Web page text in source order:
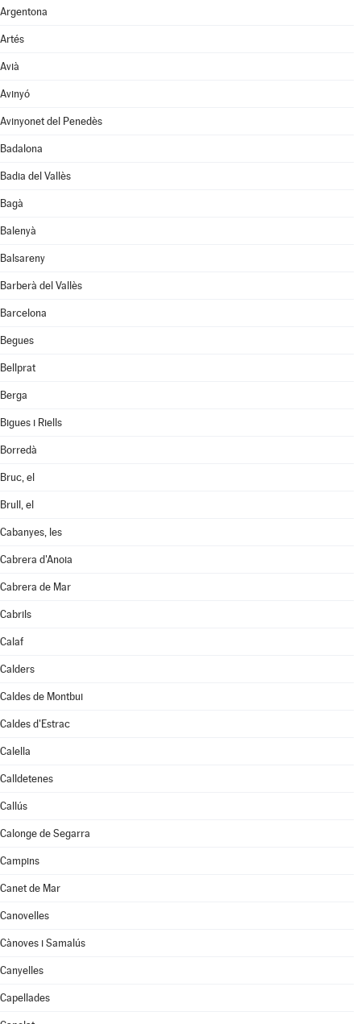
Argentona
Artés
Avià
Avinyó
Avinyonet del Penedès
Badalona
Badia del Vallès
Bagà
Balenyà
Balsareny
Barberà del Vallès
Barcelona
Begues
Bellprat
Berga
Bigues i Riells
Borredà
Bruc, el
Brull, el
Cabanyes, les
Cabrera d'Anoia
Cabrera de Mar
Cabrils
Calaf
Calders
Caldes de Montbui
Caldes d'Estrac
Calella
Calldetenes
Callús
Calonge de Segarra
Campins
Canet de Mar
Canovelles
Cànoves i Samalús
Canyelles
Capellades